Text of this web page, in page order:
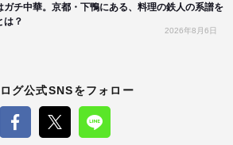
ガチ中華。京都・下鴨にある、料理の鉄人の系譜を
は？
2026年8月6日
グ公式SNSをフォロー